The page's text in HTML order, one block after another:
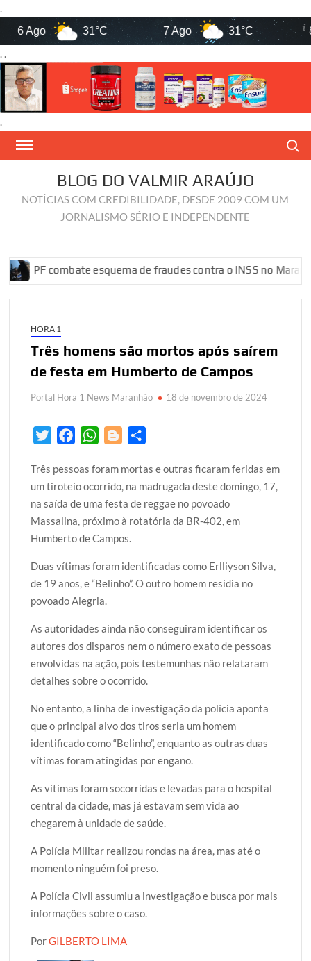
.
6 Ago 31°C 7 Ago 31°C 8
. .
.
Skip
BLOG DO VALMIR ARAÚJO
NOTÍCIAS COM CREDIBILIDADE, DESDE 2009 COM UM
JORNALISMO SÉRIO E INDEPENDENTE
PF combate esquema de fraudes contra o INSS no Maranhão
HORA 1
Três homens são mortos após saírem
de festa em Humberto de Campos
Portal Hora 1 News Maranhão 18 de novembro de 2024
i
t
t
e
r
c
e
b
o
o
W
a
t
s
A
p
o
g
g
e
r
a
r
e
Três pessoas foram mortas e outras ficaram feridas em
um tiroteio ocorrido, na madrugada deste domingo, 17,
na saída de uma festa de reggae no povoado
Massalina, próximo à rotatória da BR-402, em
Humberto de Campos.
Duas vítimas foram identificadas como Erlliyson Silva,
de 19 anos, e “Belinho”. O outro homem residia no
povoado Alegria.
As autoridades ainda não conseguiram identificar os
autores dos disparos nem o número exato de pessoas
envolvidas na ação, pois testemunhas não relataram
detalhes sobre o ocorrido.
No entanto, a linha de investigação da polícia aponta
que o principal alvo dos tiros seria um homem
identificado como “Belinho”, enquanto as outras duas
vítimas foram atingidas por engano.
As vítimas foram socorridas e levadas para o hospital
central da cidade, mas já estavam sem vida ao
chegarem à unidade de saúde.
A Polícia Militar realizou rondas na área, mas até o
momento ninguém foi preso.
A Polícia Civil assumiu a investigação e busca por mais
informações sobre o caso.
PorGILBERTO LIMA